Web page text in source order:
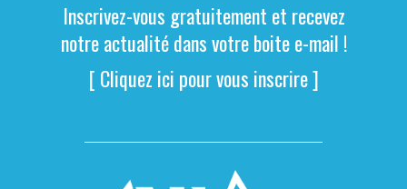
Inscrivez-vous gratuitement et recevez
notre actualité dans votre boite e-mail !
[ Cliquez ici pour vous inscrire ]